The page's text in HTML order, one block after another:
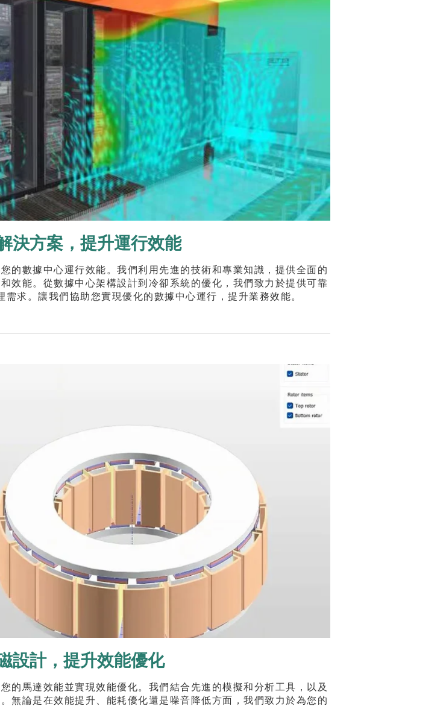
決方案，提升運行效能
的數據中心運行效能。我們利用先進的技術和專業知識，提供全面的
效能。從數據中心架構設計到冷卻系統的優化，我們致力於提供可靠
求。讓我們協助您實現優化的數據中心運行，提升業務效能。
設計，提升效能優化
的馬達效能並實現效能優化。我們結合先進的模擬和分析工具，以及
無論是在效能提升、能耗優化還是噪音降低方面，我們致力於為您的